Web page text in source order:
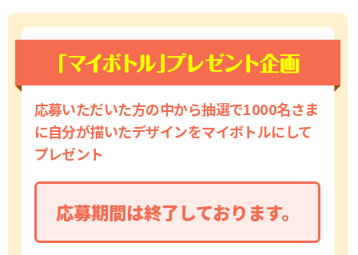
応募いただいた方の中から抽選で1000名さま
に自分が描いたデザインをマイボトルにして
プレゼント
応募期間は終了しております。